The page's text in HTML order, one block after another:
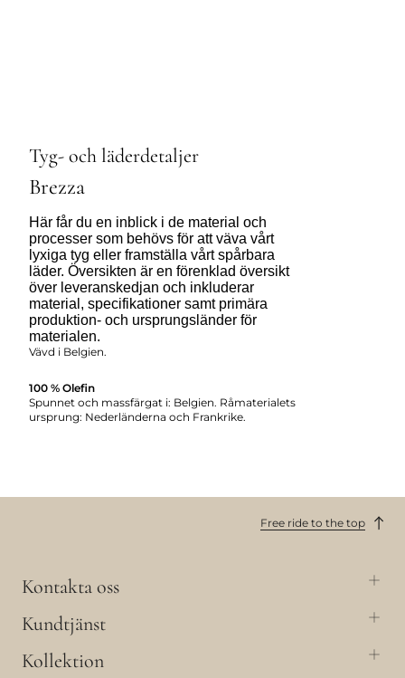
Tyg- och läderdetaljer
Brezza
Här får du en inblick i de material och
processer som behövs för att väva vårt
lyxiga tyg eller framställa vårt spårbara
läder. Översikten är en förenklad översikt
över leveranskedjan och inkluderar
material, specifikationer samt primära
produktion- och ursprungsländer för
materialen.
Vävd i Belgien.
100 % Olefin
Spunnet och massfärgat i: Belgien. Råmaterialets
ursprung: Nederländerna och Frankrike.
Free ride to the top
Kontakta oss
Kundtjänst
Kollektion